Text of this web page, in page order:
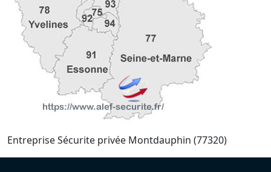
Entreprise Sécurite privée Montdauphin (77320)